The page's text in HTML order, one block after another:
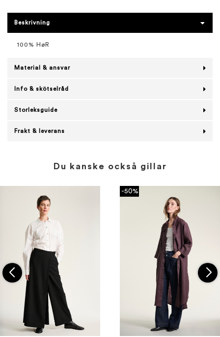
Beskrivning
100% HøR
Material & ansvar
Info & skötselråd
Storleksguide
Frakt & leverans
Du kanske också gillar
-50%